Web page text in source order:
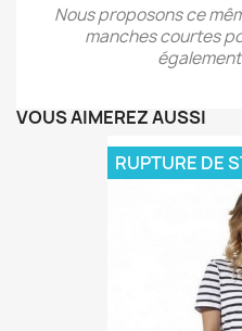
Nous proposons ce
manches courtes
VOUS AIMEREZ AUSSI
RUPTURE DE